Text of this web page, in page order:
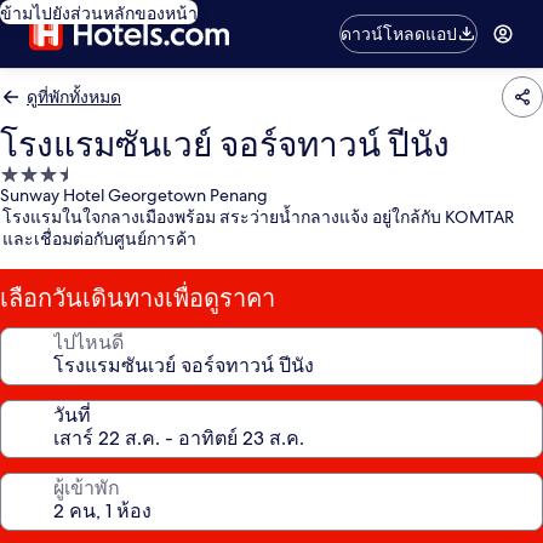
ข้ามไปยังส่วนหลักของหน้า
ดาวน์โหลดแอป
ดูที่พักทั้งหมด
โรงแรมซันเวย์ จอร์จทาวน์ ปีนัง
ที่พัก
3.5
ดาว
Sunway Hotel Georgetown Penang
โรงแรมในใจกลางเมืองพร้อม สระว่ายน้ำกลางแจ้ง อยู่ใกล้กับ KOMTAR
และเชื่อมต่อกับศูนย์การค้า
เลือกวันเดินทางเพื่อดูราคา
ไปไหนดี
วันที่
ผู้เข้าพัก